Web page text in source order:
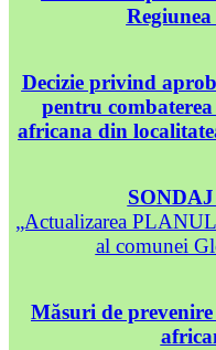
Decizie privind
pentru
africana din
„Actualizarea
al comunei
Măsuri de